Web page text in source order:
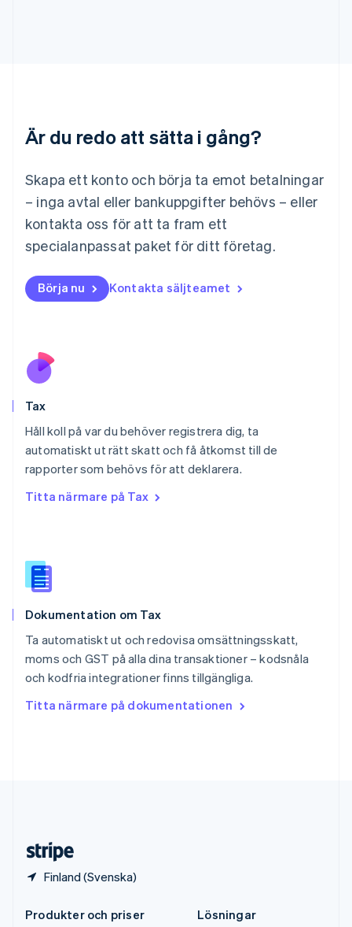
Är du redo att sätta i gång?
Skapa ett konto och börja ta emot betalningar
– inga avtal eller bankuppgifter behövs – eller
kontakta oss för att ta fram ett
specialanpassat paket för ditt företag.
Börja nu Kontakta säljteamet
Tax
Håll koll på var du behöver registrera dig, ta
automatiskt ut rätt skatt och få åtkomst till de
rapporter som behövs för att deklarera.
Titta närmare på Tax
Dokumentation om Tax
Ta automatiskt ut och redovisa omsättningsskatt,
moms och GST på alla dina transaktioner – kodsnåla
och kodfria integrationer finns tillgängliga.
Titta närmare på dokumentationen
Finland (Svenska)
FrançaisDeutschEnglish
Malta
English
Mexiko
Español English
Nederländerna
Norge
English
English
Portugal
Schweiz
DeutschFrançaisItalianoEnglish
Singapore
Slovakien
Spanien
Español
English
Sverige
Thailand
ไทยEnglish
English
Produkter och priser
Lösningar